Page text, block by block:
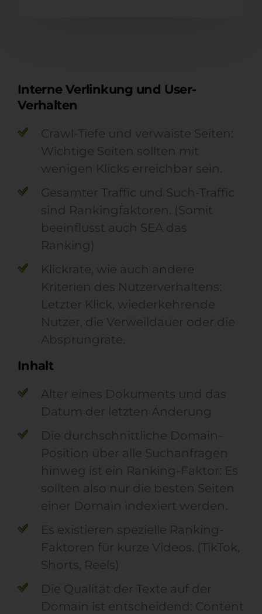
Interne Verlinkung und User-
Verhalten
Crawl-Tiefe und verwaiste Seiten:
Wichtige Seiten sollten mit
wenigen Klicks erreichbar sein.
Gesamter Traffic und Such-Traffic
sind Rankingfaktoren. (Somit
beeinflusst auch SEA das
Ranking)
Klickrate, wie auch andere
Kriterien des Nutzerverhaltens:
Letzter Klick, wiederkehrende
Nutzer, die Verweildauer oder die
Absprungrate.
Inhalt
Alter eines Dokuments und das
Datum der letzten Änderung
Die durchschnittliche Domain-
Position über alle Suchanfragen
hinweg ist ein Ranking-Faktor: Es
sollten also nur die besten Seiten
einer Domain indexiert werden.
Es existieren spezielle Ranking-
Faktoren für kurze Videos. (TikTok,
Shorts, Reels)
Die Qualität der Texte auf der
Domain ist entscheidend: Content